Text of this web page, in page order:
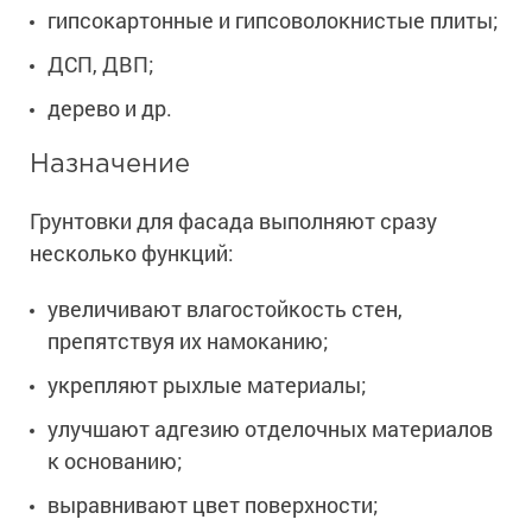
Сопутствующие товары
Морозостойкие краски для металла
Морозостойкие краски для фасада
гипсокартонные и гипсоволокнистые плиты;
ДСП, ДВП;
дерево и др.
Назначение
Грунтовки для фасада выполняют сразу
несколько функций:
увеличивают влагостойкость стен,
препятствуя их намоканию;
укрепляют рыхлые материалы;
улучшают адгезию отделочных материалов
к основанию;
выравнивают цвет поверхности;